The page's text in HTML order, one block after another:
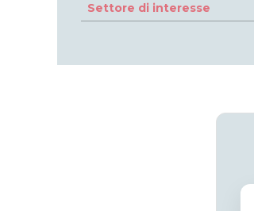
Settore di interesse